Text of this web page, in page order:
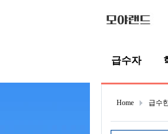
급수자
Home 급수